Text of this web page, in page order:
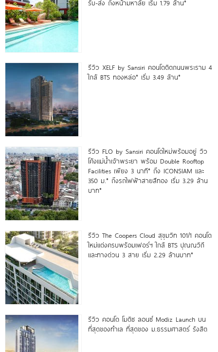
รับ-ส่ง ถึงหน้ามหาลัย เริ่ม 1.79 ล้าน*
รีวิว XELF by Sansiri คอนโดติดถนนพระราม 4
ใกล้ BTS ทองหล่อ* เริ่ม 3.49 ล้าน*
รีวิว FLO by Sansiri คอนโดใหม่พร้อมอยู่ วิว
โค้งแม่น้ำเจ้าพระยา พร้อม Double Rooftop
Facilities เพียง 3 นาที* ถึง ICONSIAM และ
350 ม.* ถึงรถไฟฟ้าสายสีทอง เริ่ม 3.29 ล้าน
บาท*
รีวิว The Coopers Cloud สุขุมวิท 101/1 คอนโด
ใหม่แต่งครบพร้อมเฟอร์ฯ ใกล้ BTS ปุณณวิถี
และทางด่วน 3 สาย เริ่ม 2.29 ล้านบาท*
รีวิว คอนโด โมดิซ ลอนซ์ Modiz Launch บน
ที่สุดของทำเล ที่สุดของ ม.ธรรมศาสตร์ รังสิต